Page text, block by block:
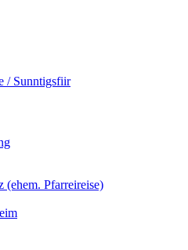
/ Sunntigsfiir
(ehem. Pfarreireise)